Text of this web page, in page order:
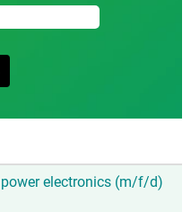
electronics (m/f/d)